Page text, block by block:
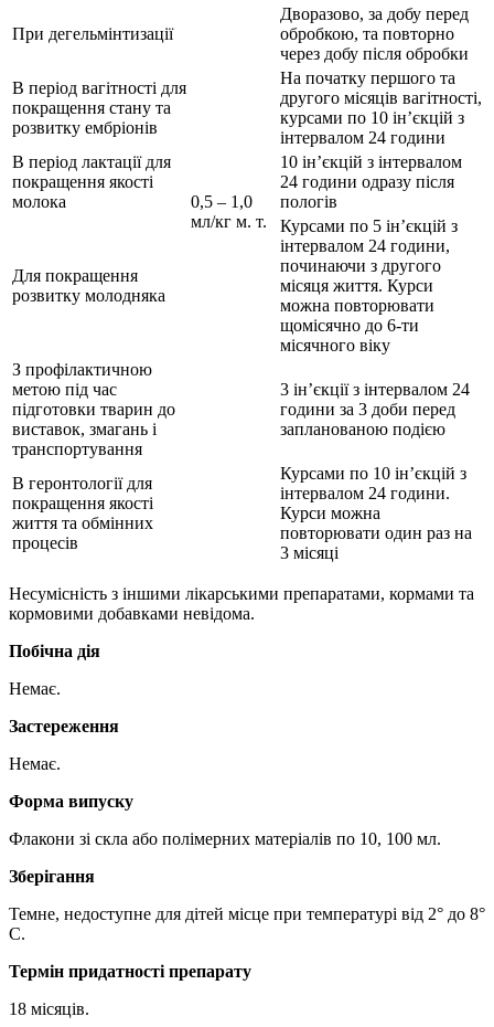
0,5 – 1,0
мл/кг м. т.
При дегельмінтизації
Дворазово, за добу перед
обробкою, та повторно
через добу після обробки
В період вагітності для
покращення стану та
розвитку ембріонів
На початку першого та
другого місяців вагітності,
курсами по 10 ін’єкцій з
інтервалом 24 години
В період лактації для
покращення якості
молока
10 ін’єкцій з інтервалом
24 години одразу після
пологів
Для покращення
розвитку молодняка
Курсами по 5 ін’єкцій з
інтервалом 24 години,
починаючи з другого
місяця життя. Курси
можна повторювати
щомісячно до 6-ти
місячного віку
З профілактичною
метою під час
підготовки тварин до
виставок, змагань i
транспортування
3 ін’єкції з інтервалом 24
години за 3 доби перед
запланованою подією
В геронтології для
покращення якості
життя та обмінних
процесів
Курсами по 10 ін’єкцій з
інтервалом 24 години.
Курси можна
повторювати один раз на
3 місяці
Несумісність з іншими лікарськими препаратами, кормами та
кормовими добавками невідома.
Побічна дія
Немає.
Застереження
Немає.
Форма випуску
Флакони зі скла або полімерних матеріалів по 10, 100 мл.
Зберігання
Темне, недоступне для дітей місце при температурі від 2° до 8°
С.
Термін придатності препарату
18 місяців.